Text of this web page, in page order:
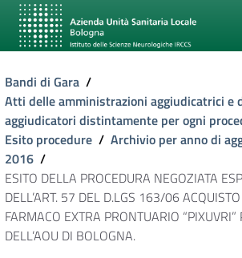
Bandi di Gara /
Atti delle amministrazioni aggiudicatrici e
aggiudicatori distintamente per ogni
Esito procedure / Archivio per anno di
2016 /
ESITO DELLA PROCEDURA NEGOZIATA
DELL’ART. 57 DEL D.LGS 163/06
FARMACO EXTRA PRONTUARIO “PIXUVRI”
DELL’AOU DI BOLOGNA.